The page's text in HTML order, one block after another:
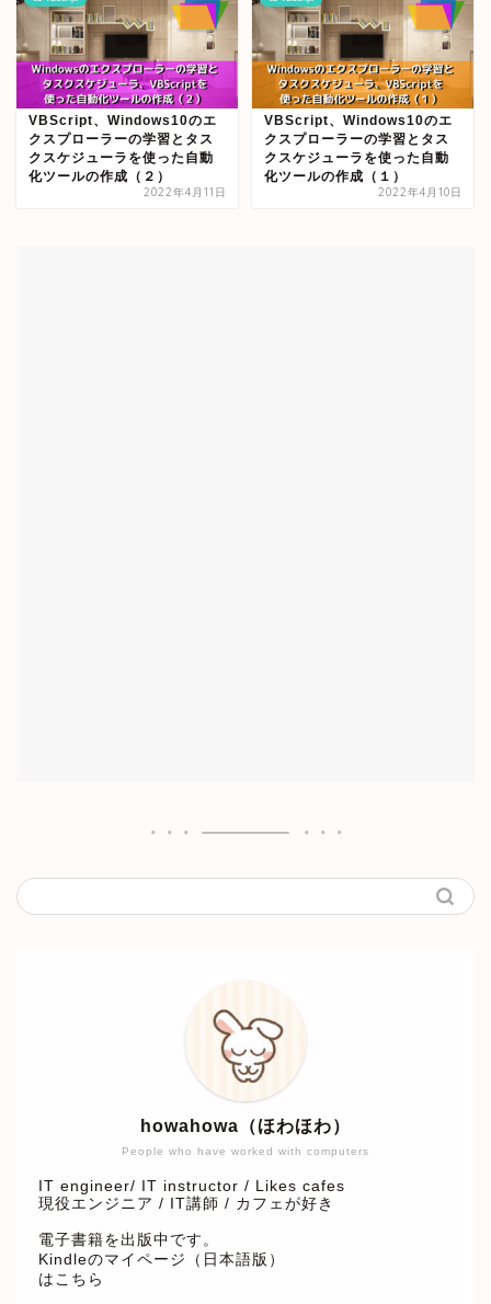
VBScript、Windows10のエ
クスプローラーの学習とタス
クスケジューラを使った自動
化ツールの作成（２）
2022年4月11日
VBScript、Windows10のエ
クスプローラーの学習とタス
クスケジューラを使った自動
化ツールの作成（１）
2022年4月10日
People who have worked with computers
howahowa（ほわほわ）
IT engineer/ IT instructor / Likes cafes
現役エンジニア / IT講師 / カフェが好き
電子書籍を出版中です。
Kindleのマイページ（日本語版）
はこちら